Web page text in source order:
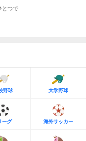
とつで
野球 大学野球
ーグ 海外サッカー